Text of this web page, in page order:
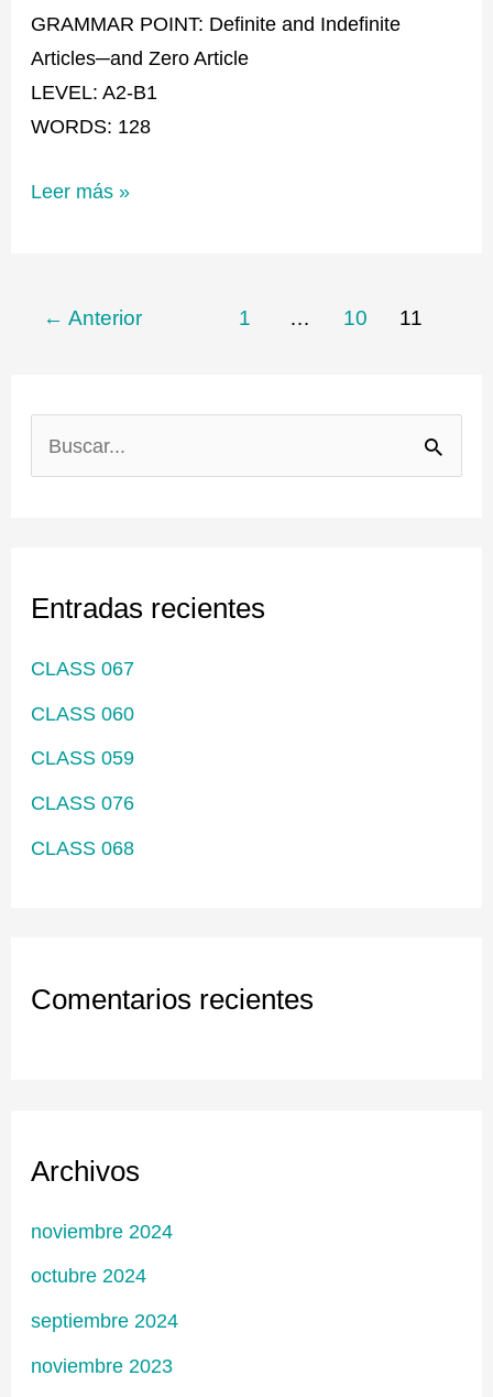
GRAMMAR POINT: Definite and Indefinite
Articles─and Zero Article
LEVEL: A2-B1
WORDS: 128
Leer más »
← Anterior 1 … 10 11
a
r
:
Entradas recientes
CLASS 067
CLASS 060
CLASS 059
CLASS 076
CLASS 068
Comentarios recientes
Archivos
noviembre 2024
octubre 2024
septiembre 2024
noviembre 2023